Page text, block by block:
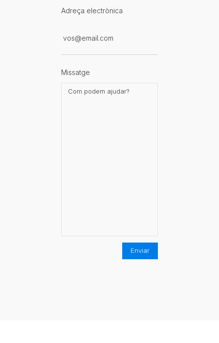
Adreça electrònica
Missatge